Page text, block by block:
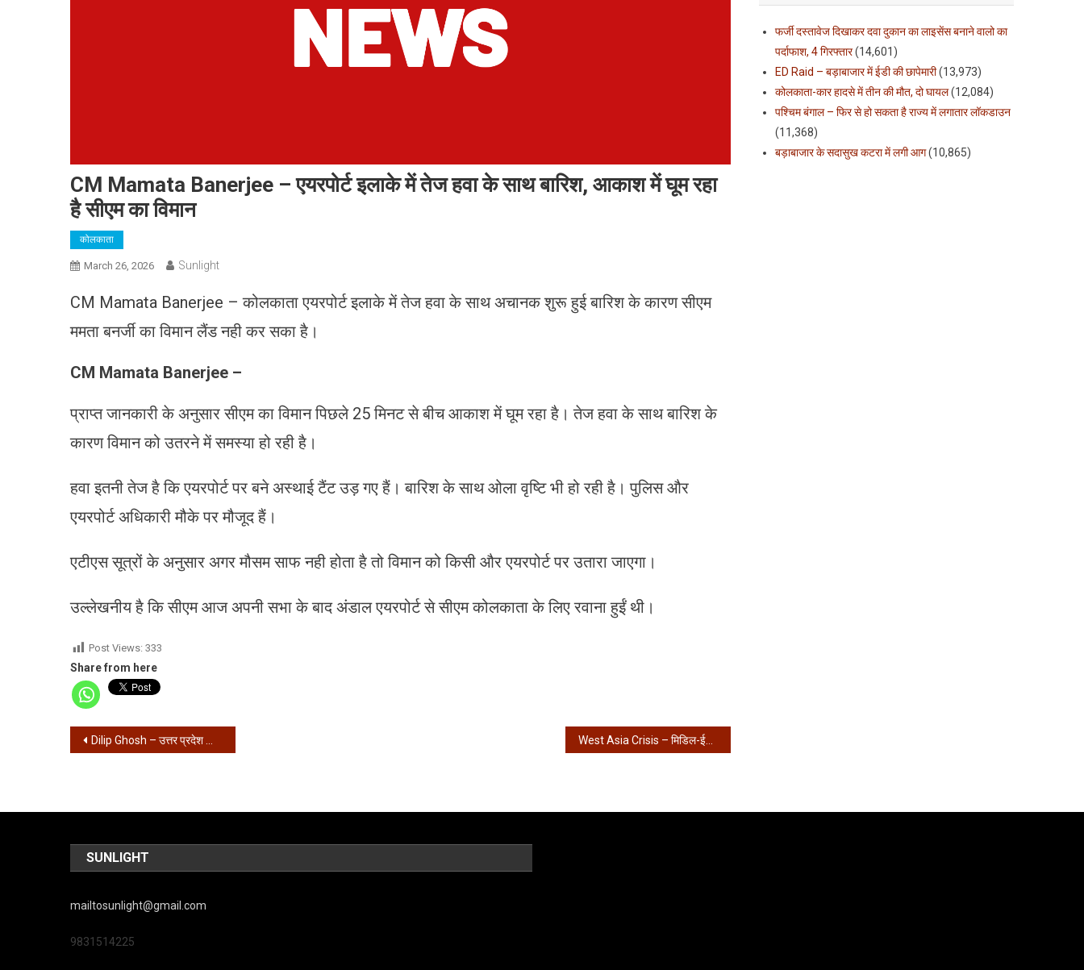
CM Mamata Banerjee – एयरपोर्ट इलाके में तेज हवा के साथ बारिश, आकाश में घूम रहा
है सीएम का विमान
कोलकाता
March 26, 2026 Sunlight
CM Mamata Banerjee – कोलकाता एयरपोर्ट इलाके में तेज हवा के साथ अचानक शुरू हुई बारिश के कारण सीएम
ममता बनर्जी का विमान लैंड नही कर सका है।
CM Mamata Banerjee –
प्राप्त जानकारी के अनुसार सीएम का विमान पिछले 25 मिनट से बीच आकाश में घूम रहा है। तेज हवा के साथ बारिश के
कारण विमान को उतरने में समस्या हो रही है।
हवा इतनी तेज है कि एयरपोर्ट पर बने अस्थाई टैंट उड़ गए हैं। बारिश के साथ ओला वृष्टि भी हो रही है। पुलिस और
एयरपोर्ट अधिकारी मौके पर मौजूद हैं।
एटीएस सूत्रों के अनुसार अगर मौसम साफ नही होता है तो विमान को किसी और एयरपोर्ट पर उतारा जाएगा।
उल्लेखनीय है कि सीएम आज अपनी सभा के बाद अंडाल एयरपोर्ट से सीएम कोलकाता के लिए रवाना हुईं थी।
Post Views: 333
Share from here
Post
Dilip Ghosh – उत्तर प्रदेश की तरह पुलिस को एनकाउंटर करते हुए देखा जाएगा – दिलीप घोष
फर्जी दस्तावेज दिखाकर दवा दुकान का लाइसेंस बनाने वालो का
पर्दाफाश, 4 गिरफ्तार(14,601)
ED Raid – बड़ाबाजार में ईडी की छापेमारी(13,973)
कोलकाता-कार हादसे में तीन की मौत, दो घायल(12,084)
पश्चिम बंगाल – फिर से हो सकता है राज्य में लगातार लॉकडाउन
(11,368)
बड़ाबाजार के सदासुख कटरा में लगी आग(10,865)
SUNLIGHT
mailtosunlight@gmail.com
9831514225